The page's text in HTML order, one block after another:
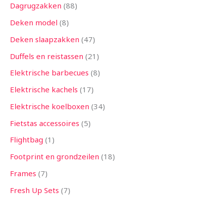
Dagrugzakken 88
Deken model 8
Deken slaapzakken 47
Duffels en reistassen 21
Elektrische barbecues 8
Elektrische kachels 17
Elektrische koelboxen 34
Fietstas accessoires 5
Flightbag 1
Footprint en grondzeilen 18
Frames 7
Fresh Up Sets 7